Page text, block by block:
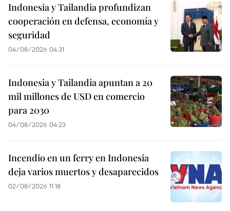
Indonesia y Tailandia profundizan
cooperación en defensa, economía y
seguridad
04/08/2026 04:31
Indonesia y Tailandia apuntan a 20
mil millones de USD en comercio
para 2030
04/08/2026 04:23
Incendio en un ferry en Indonesia
deja varios muertos y desaparecidos
02/08/2026 11:18